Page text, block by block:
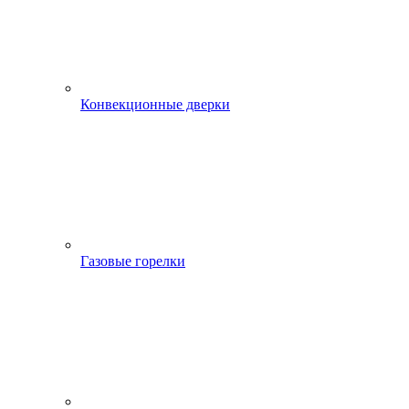
Конвекционные дверки
Газовые горелки